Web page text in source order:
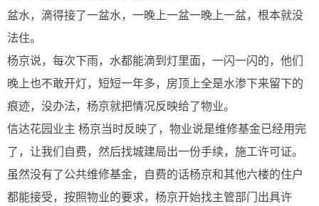
盆水，滴得接了一盆水，一晚上一盆一晚上一盆，根本就没
法住。
杨京说，每次下雨，水都能滴到灯里面，一闪一闪的，他们
晚上也不敢开灯，短短一年多，房顶上全是水渗下来留下的
痕迹，没办法，杨京就把情况反映给了物业。
信达花园业主 杨京当时反映了，物业说是维修基金已经用完
了，让我们自费，然后找城建局出一份手续，施工许可证。
虽然没有了公共维修基金，自费的话杨京和其他六楼的住户
都能接受，按照物业的要求，杨京开始找主管部门出具许